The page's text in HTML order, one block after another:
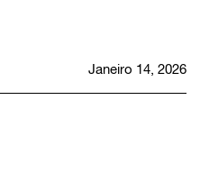
Janeiro 14, 2026